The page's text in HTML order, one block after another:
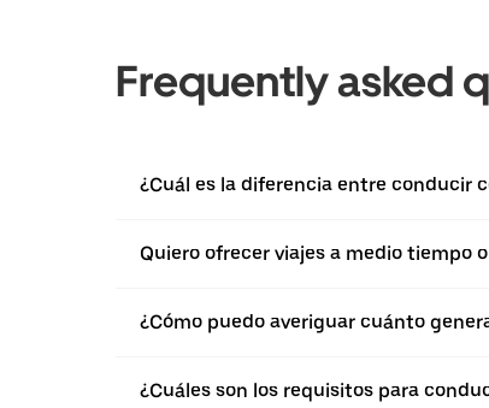
Frequently asked
¿Cuál es la diferencia entre conducir
Quiero ofrecer viajes a medio tiempo
¿Cómo puedo averiguar cuánto
¿Cuáles son los requisitos para